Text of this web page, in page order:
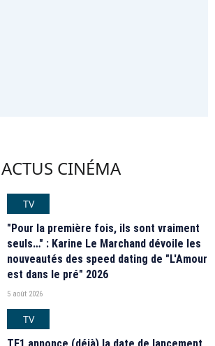
CINÉMA
TV
"Pour la première fois, ils sont vraiment
seuls…" : Karine Le Marchand dévoile les
nouveautés des speed dating de "L'Amour
est dans le pré" 2026
5 août 2026
TV